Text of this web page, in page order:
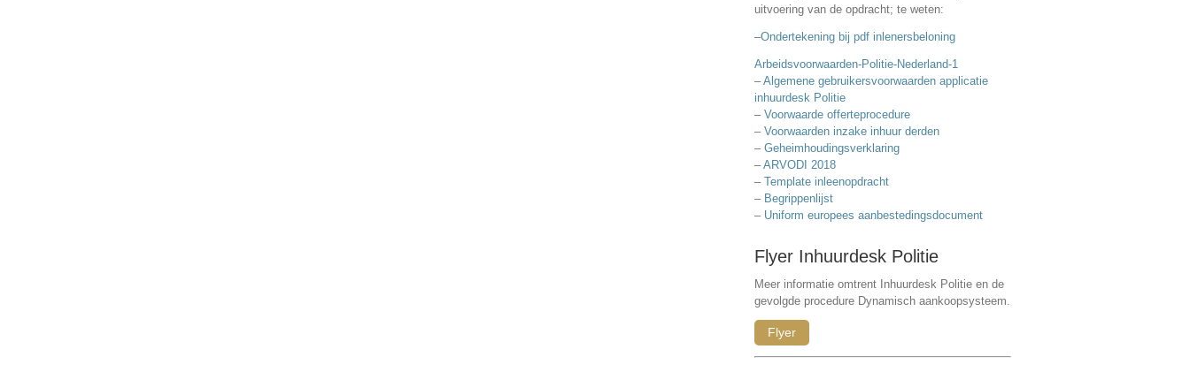
uitvoering van de opdracht; te weten:
–Ondertekening bij pdf inlenersbeloning
Arbeidsvoorwaarden-Politie-Nederland-1
–Algemene gebruikersvoorwaarden applicatie
inhuurdesk Politie
– Voorwaarde offerteprocedure
– Voorwaarden inzake inhuur derden
– Geheimhoudingsverklaring
–ARVODI 2018
– Template inleenopdracht
– Begrippenlijst
– Uniform europees aanbestedingsdocument
Flyer Inhuurdesk Politie
Meer informatie omtrent Inhuurdesk Politie en de
gevolgde procedure Dynamisch aankoopsysteem.
Flyer